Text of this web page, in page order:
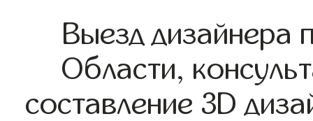
Выезд дизайнера
Области,
составление 3D